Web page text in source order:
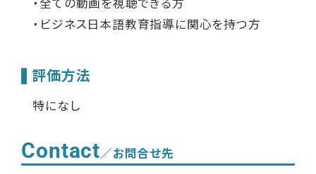
・全ての動画を視聴できる方
・ビジネス日本語教育指導に関心を持つ方
評価方法
特になし
Contact／お問合せ先